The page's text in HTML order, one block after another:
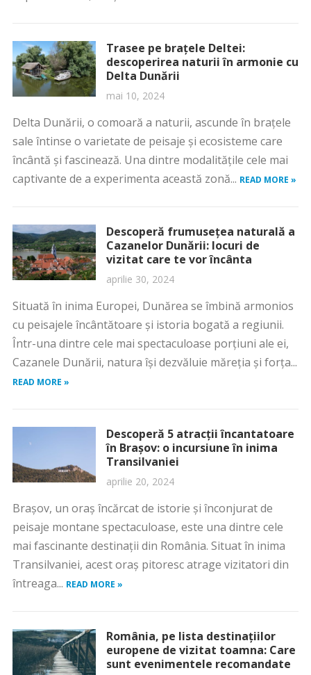
Trasee pe brațele Deltei:
descoperirea naturii în armonie cu
Delta Dunării
mai 10, 2024
Delta Dunării, o comoară a naturii, ascunde în brațele
sale întinse o varietate de peisaje și ecosisteme care
încântă și fascinează. Una dintre modalitățile cele mai
captivante de a experimenta această zonă... READ MORE »
Descoperă frumusețea naturală a
Cazanelor Dunării: locuri de
vizitat care te vor încânta
aprilie 30, 2024
Situată în inima Europei, Dunărea se îmbină armonios
cu peisajele încântătoare și istoria bogată a regiunii.
Într-una dintre cele mai spectaculoase porțiuni ale ei,
Cazanele Dunării, natura își dezvăluie măreția și forța...
READ MORE »
Descoperă 5 atracții încantatoare
în Brașov: o incursiune în inima
Transilvaniei
aprilie 20, 2024
Brașov, un oraș încărcat de istorie și înconjurat de
peisaje montane spectaculoase, este una dintre cele
mai fascinante destinații din România. Situat în inima
Transilvaniei, acest oraș pitoresc atrage vizitatori din
întreaga... READ MORE »
România, pe lista destinațiilor
europene de vizitat toamna: Care
sunt evenimentele recomandate